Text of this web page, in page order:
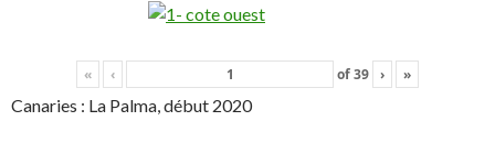
« ‹ of39 › »
Canaries : La Palma, début 2020